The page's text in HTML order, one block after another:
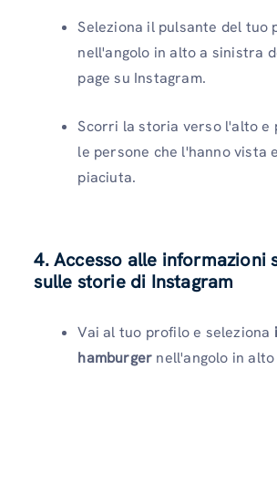
Seleziona il pulsante del tuo
nell'angolo in alto a sinistra
page su Instagram.
Scorri la storia verso l'alto e
le persone che l'hanno vista
piaciuta.
4. Accesso alle informazioni
sulle storie di Instagram
Vai al tuo profilo e seleziona
hamburger nell'angolo in